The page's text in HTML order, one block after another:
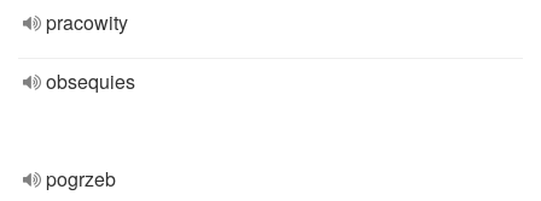
pracowity
obsequies
pogrzeb